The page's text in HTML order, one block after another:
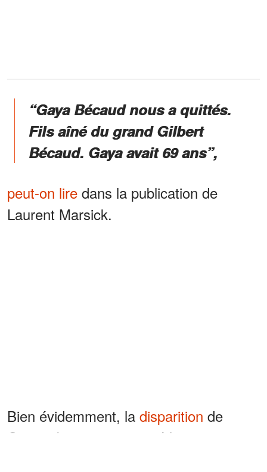
“Gaya Bécaud nous a quittés.
Fils aîné du grand Gilbert
Bécaud. Gaya avait 69 ans”,
peut-on lire dans la publication de
Laurent Marsick.
Bien évidemment, la disparition de
Gaya a beaucoup attristé les